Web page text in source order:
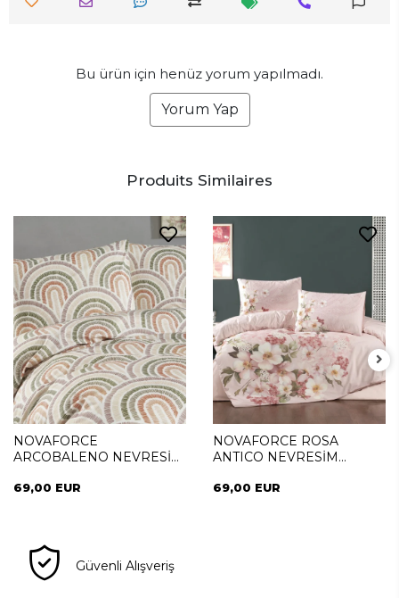
Bu ürün için henüz yorum yapılmadı.
Yorum Yap
Produits Similaires
NOVAFORCE
ARCOBALENO NEVRESİM
69,00 EUR
NOVAFORCE ROSA
ANTICO NEVRESİM
69,00 EUR
Güvenli Alışveriş